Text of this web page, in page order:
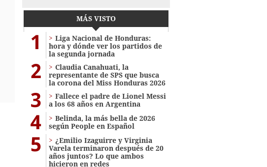
MÁS VISTO
1
Liga Nacional de Honduras:
hora y dónde ver los partidos de
la segunda jornada
2
Claudia Canahuati, la
representante de SPS que busca
la corona del Miss Honduras 2026
3
Fallece el padre de Lionel Messi
a los 68 años en Argentina
4
Belinda, la más bella de 2026
según People en Español
5
¿Emilio Izaguirre y Virginia
Varela terminaron después de 20
años juntos? Lo que ambos
hicieron en redes